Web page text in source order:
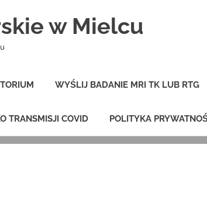
w Mielcu
WYŚLIJ BADANIE MRI TK LUB RTG
TRANSMISJI COVID POLITYKA
osiągnąć